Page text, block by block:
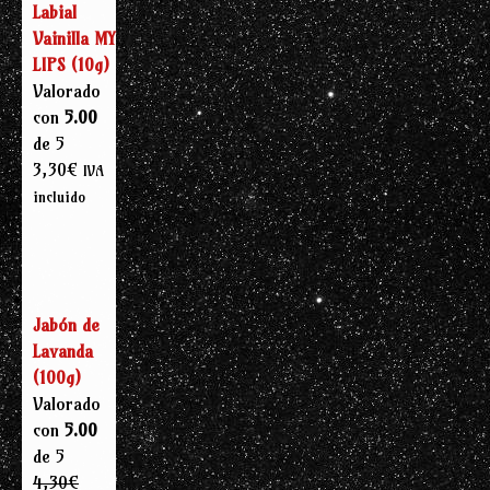
Labial
Vainilla MY
LIPS (10g)
Valorado
con 5.00
de 5
3,30€ IVA
incluido
Jabón de
Lavanda
(100g)
Valorado
con 5.00
de 5
4,30€